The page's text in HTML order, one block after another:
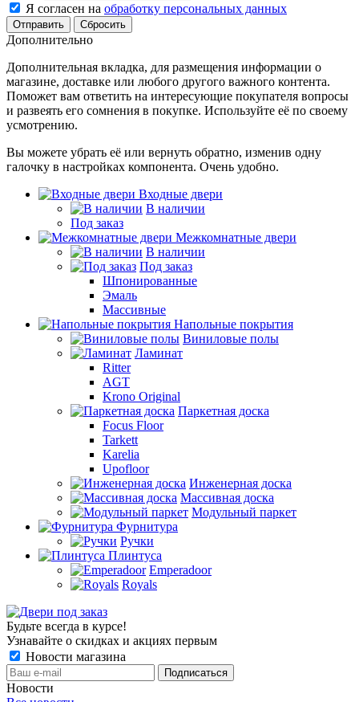
Я согласен на обработку персональных данных
Сбросить
Дополнительно
Дополнительная вкладка, для размещения информации о
магазине, доставке или любого другого важного контента.
Поможет вам ответить на интересующие покупателя вопросы
и развеять его сомнения в покупке. Используйте её по своему
усмотрению.
Вы можете убрать её или вернуть обратно, изменив одну
галочку в настройках компонента. Очень удобно.
Входные двери
В наличии
Под заказ
Межкомнатные двери
В наличии
Под заказ
Шпонированные
Эмаль
Массивные
Напольные покрытия
Виниловые полы
Ламинат
Ritter
AGT
Krono Original
Паркетная доска
Focus Floor
Tarkett
Karelia
Upofloor
Инженерная доска
Массивная доска
Модульный паркет
Фурнитура
Ручки
Плинтуса
Emperadoor
Royals
Будьте всегда в курсе!
Узнавайте о скидках и акциях первым
Новости магазина
Новости